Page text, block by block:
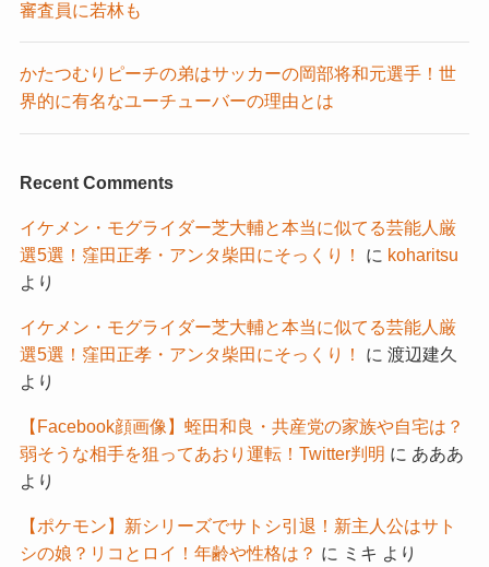
審査員に若林も
かたつむりピーチの弟はサッカーの岡部将和元選手！世
界的に有名なユーチューバーの理由とは
Recent Comments
イケメン・モグライダー芝大輔と本当に似てる芸能人厳
選5選！窪田正孝・アンタ柴田にそっくり！
に koharitsu
より
イケメン・モグライダー芝大輔と本当に似てる芸能人厳
選5選！窪田正孝・アンタ柴田にそっくり！
に 渡辺建久
より
【Facebook顔画像】蛭田和良・共産党の家族や自宅は？
弱そうな相手を狙ってあおり運転！Twitter判明 に あああ
より
【ポケモン】新シリーズでサトシ引退！新主人公はサト
シの娘？リコとロイ！年齢や性格は？ に ミキ より